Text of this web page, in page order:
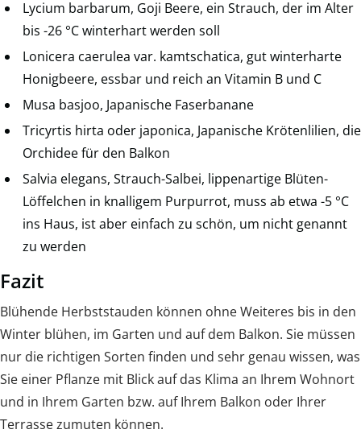
Lycium barbarum, Goji Beere, ein Strauch, der im Alter
bis -26 °C winterhart werden soll
Lonicera caerulea var. kamtschatica, gut winterharte
Honigbeere, essbar und reich an Vitamin B und C
Musa basjoo, Japanische Faserbanane
Tricyrtis hirta oder japonica, Japanische Krötenlilien, die
Orchidee für den Balkon
Salvia elegans, Strauch-Salbei, lippenartige Blüten-
Löffelchen in knalligem Purpurrot, muss ab etwa -5 °C
ins Haus, ist aber einfach zu schön, um nicht genannt
zu werden
Fazit
Blühende Herbststauden können ohne Weiteres bis in den
Winter blühen, im Garten und auf dem Balkon. Sie müssen
nur die richtigen Sorten finden und sehr genau wissen, was
Sie einer Pflanze mit Blick auf das Klima an Ihrem Wohnort
und in Ihrem Garten bzw. auf Ihrem Balkon oder Ihrer
Terrasse zumuten können.